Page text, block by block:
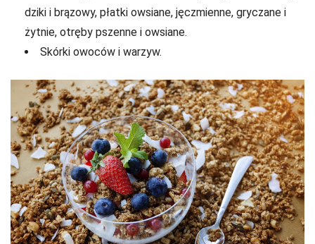
dziki i brązowy, płatki owsiane, jęczmienne, gryczane i
żytnie, otręby pszenne i owsiane.
Skórki owoców i warzyw.